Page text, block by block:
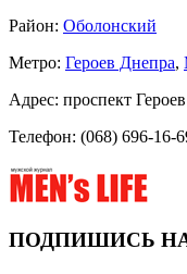
Район: Оболонский
Метро: Героев Днепра,
Адрес: проспект
Телефон: (068) 696-16-
ПОДПИШИСЬ